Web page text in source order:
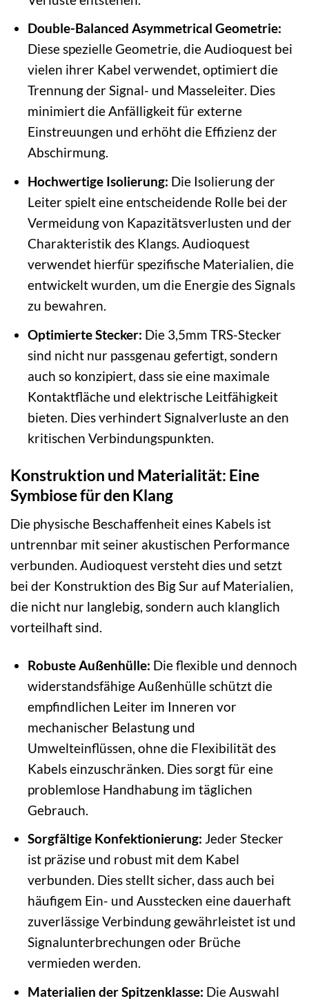
Double-Balanced Asymmetrical Geometrie:
Diese spezielle Geometrie, die Audioquest bei
vielen ihrer Kabel verwendet, optimiert die
Trennung der Signal- und Masseleiter. Dies
minimiert die Anfälligkeit für externe
Einstreuungen und erhöht die Effizienz der
Abschirmung.
Hochwertige Isolierung: Die Isolierung der
Leiter spielt eine entscheidende Rolle bei der
Vermeidung von Kapazitätsverlusten und der
Charakteristik des Klangs. Audioquest
verwendet hierfür spezifische Materialien, die
entwickelt wurden, um die Energie des Signals
zu bewahren.
Optimierte Stecker: Die 3,5mm TRS-Stecker
sind nicht nur passgenau gefertigt, sondern
auch so konzipiert, dass sie eine maximale
Kontaktfläche und elektrische Leitfähigkeit
bieten. Dies verhindert Signalverluste an den
kritischen Verbindungspunkten.
Konstruktion und Materialität: Eine
Symbiose für den Klang
Die physische Beschaffenheit eines Kabels ist
untrennbar mit seiner akustischen Performance
verbunden. Audioquest versteht dies und setzt
bei der Konstruktion des Big Sur auf Materialien,
die nicht nur langlebig, sondern auch klanglich
vorteilhaft sind.
Robuste Außenhülle: Die flexible und dennoch
widerstandsfähige Außenhülle schützt die
empfindlichen Leiter im Inneren vor
mechanischer Belastung und
Umwelteinflüssen, ohne die Flexibilität des
Kabels einzuschränken. Dies sorgt für eine
problemlose Handhabung im täglichen
Gebrauch.
Sorgfältige Konfektionierung: Jeder Stecker
ist präzise und robust mit dem Kabel
verbunden. Dies stellt sicher, dass auch bei
häufigem Ein- und Ausstecken eine dauerhaft
zuverlässige Verbindung gewährleistet ist und
Signalunterbrechungen oder Brüche
vermieden werden.
Materialien der Spitzenklasse: Die Auswahl